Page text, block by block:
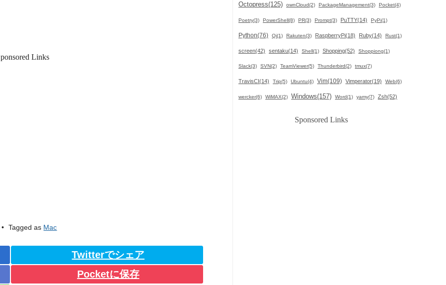
Links
Tagged as Mac
Twitterでシェア
Pocketに保存
Octopress(125) ownCloud(2) PackageManagement(3) Pocket(4)
Poetry(3) PowerShell(8) PR(3) Prompt(3) PuTTY(14) PyPi(1)
Python(76) Qi(1) Rakuten(3) RaspberryPi(18) Ruby(14) Rust(1)
screen(42) sentaku(14) Shell(1) Shopping(52) Shoppiong(1)
Slack(3) SVN(2) TeamViewer(5) Thunderbird(2) tmux(7)
TravisCI(14) Trip(5) Ubuntu(4) Vim(109) Vimperator(19) Web(6)
wercker(6) WiMAX(2) Windows(157) Word(1) yamy(7) Zsh(52)
Sponsored Links